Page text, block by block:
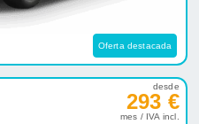
Oferta destacada
desde
293 €
mes / IVA incl.